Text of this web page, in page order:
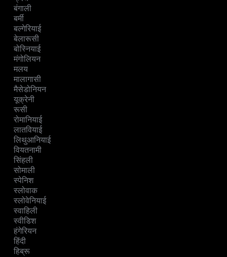
बंगाली
बर्मी
बल्गेरियाई
बेलारूसी
बोस्नियाई
मंगोलियन
मलय
मालागासी
मैसेडोनियन
यूक्रेनी
रूसी
रोमानियाई
लातवियाई
लिथुआनियाई
वियतनामी
सिंहली
सोमाली
स्पेनिश
स्लोवाक
स्लोवेनियाई
स्वाहिली
स्वीडिश
हंगेरियन
हिंदी
हिब्रू